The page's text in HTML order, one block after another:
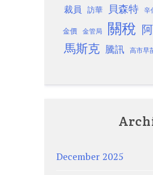
裁員 訪華 貝森特 辛
金價 金管局 關稅
馬斯克 騰訊 高市早
December 2025